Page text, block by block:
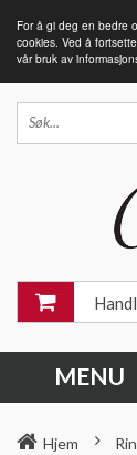
For å gi deg en bedre
cookies. Ved å
vår bruk av
Hjem